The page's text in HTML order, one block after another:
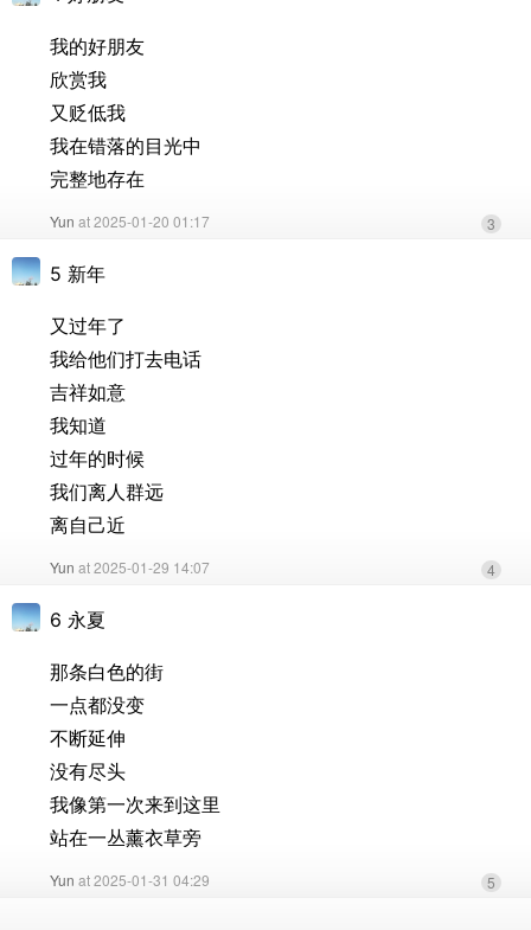
我的好朋友
欣赏我
又贬低我
我在错落的目光中
完整地存在
Yun at 2025-01-20 01:17 3
5 新年
又过年了
我给他们打去电话
吉祥如意
我知道
过年的时候
我们离人群远
离自己近
Yun at 2025-01-29 14:07 4
6 永夏
那条白色的街
一点都没变
不断延伸
没有尽头
我像第一次来到这里
站在一丛薰衣草旁
Yun at 2025-01-31 04:29 5